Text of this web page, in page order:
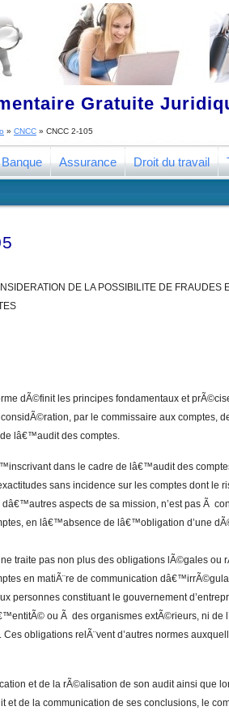
Gratuite
» CNCC » CNCC 2-105
Banque Assurance Droit du travail
DE LA POSSIBILITE DE FRAUDES
dÃ©finit les principes fondamentaux et
par le commissaire aux comptes,
lâ€™audit des comptes.
dans le cadre de lâ€™audit des
sans incidence sur les comptes dont le
dâ€™autres aspects de sa mission, n’est pas Ã
en lâ€™absence de lâ€™obligation d’une
traite pas non plus des obligations lÃ©gales ou
en matiÃ¨re de communication
personnes constituant le gouvernement
ou Ã des organismes extÃ©rieurs, ni de
obligations relÃ¨vent d’autres normes
et de la rÃ©alisation de son audit ainsi que
et de la communication de ses conclusions, le